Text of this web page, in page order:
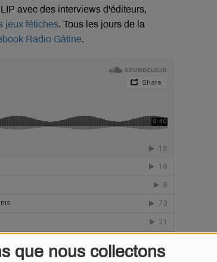
que nous collectons
avec des interviews d'éditeurs,
jeux fétiches. Tous les jours de la
Radio Gâtine.